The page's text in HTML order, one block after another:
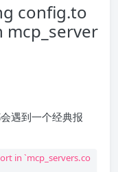
config.to
mcp_server
遇到一个经典报
in `mcp_servers.co